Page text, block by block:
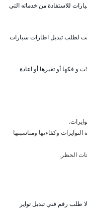
للاستفادة من خدماته التي
لطلب تبديل اطارات سيارات
و فكها أو تغيرها أو اعادة
وكفاءتها ومناسبتها
الحظر.
طلب رقم فني تبديل تواير